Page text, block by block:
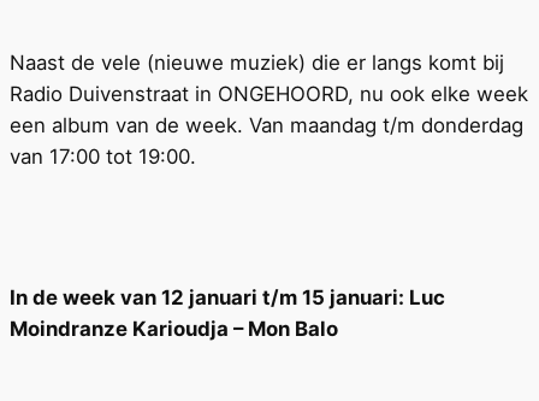
Naast de vele (nieuwe muziek) die er langs komt bij
Radio Duivenstraat in ONGEHOORD, nu ook elke week
een album van de week. Van maandag t/m donderdag
van 17:00 tot 19:00.
In de week van 12 januari t/m 15 januari: Luc
Moindranze Karioudja – Mon Balo